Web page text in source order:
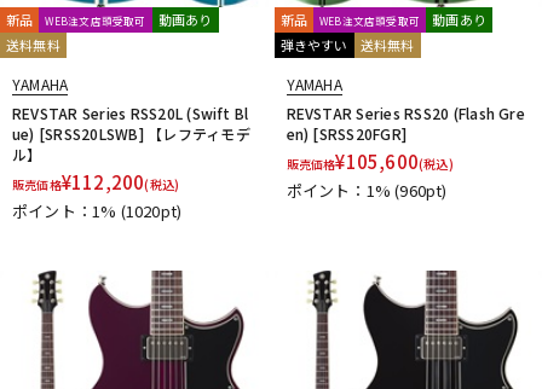
新品 WEB注文店頭受取可
動画あり
送料無料
YAMAHA
REVSTAR Series RSS20L (Swift Bl
ue) [SRSS20LSWB] 【レフティモデ
ル】
販売価格¥112,200(税込)
ポイント：1% (1020pt)
新品 WEB注文店頭受取可
動画あり
弾きやすい
送料無料
YAMAHA
REVSTAR Series RSS20 (Flash Gre
en) [SRSS20FGR]
販売価格¥105,600(税込)
ポイント：1%(960pt)